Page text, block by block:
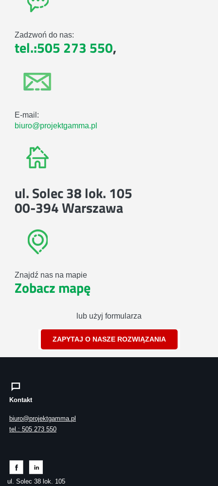
Zadzwoń do nas:
tel.:505 273 550,
E-mail:
biuro@projektgamma.pl
ul. Solec 38 lok. 105
00-394 Warszawa
Znajdź nas na mapie
Zobacz mapę
lub użyj formularza
ZAPYTAJ O NASZE ROZWIĄZANIA
Kontakt
biuro@projektgamma.pl
tel.: 505 273 550
ul. Solec 38 lok. 105